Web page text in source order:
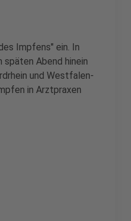
Impfens" ein. In
späten Abend hinein
und Westfalen-
in Arztpraxen